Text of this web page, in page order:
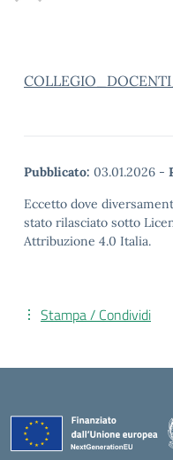
Pubblicato: 03.01.2026 -
Eccetto dove
stato rilasciato sotto
Attribuzione 4.0 Italia.
Stampa / Condividi